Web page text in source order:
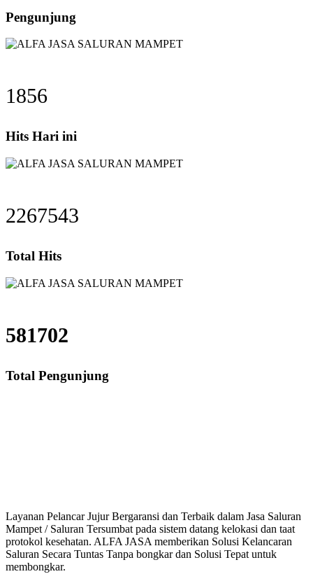
Pengunjung
1856
Hits Hari ini
2267543
Total Hits
581702
Total Pengunjung
Layanan Pelancar Jujur Bergaransi dan Terbaik dalam Jasa Saluran
Mampet / Saluran Tersumbat pada sistem datang kelokasi dan taat
protokol kesehatan. ALFA JASA memberikan Solusi Kelancaran
Saluran Secara Tuntas Tanpa bongkar dan Solusi Tepat untuk
membongkar.